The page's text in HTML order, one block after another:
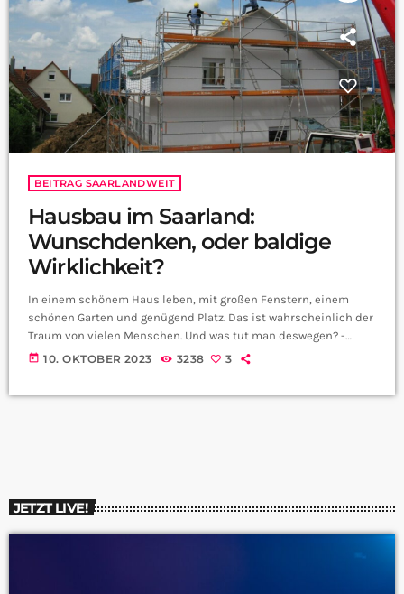
BEITRAG SAARLANDWEIT
Hausbau im Saarland:
Wunschdenken, oder baldige
Wirklichkeit?
In einem schönem Haus leben, mit großen Fenstern, einem
schönen Garten und genügend Platz. Das ist wahrscheinlich der
Traum von vielen Menschen. Und was tut man deswegen? -
Sparen und dann bauen…oder? Die Preise stiegen mittlerweile
today 10. OKTOBER 2023 3238 3
JETZT LIVE!